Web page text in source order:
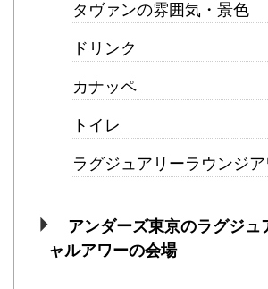
タヴァンの雰囲気・景色
ドリンク
カナッペ
トイレ
ラグジュアリーラウンジ
アンダーズ東京のラグジュ
ャルアワーの会場